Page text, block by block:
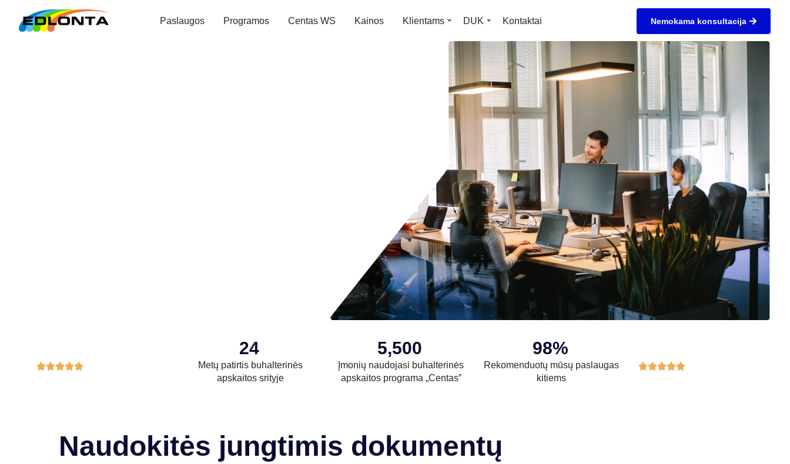
Paslaugos Programos Centas WS Kainos Klientams DUK Kontaktai Nemokama konsultacija

24
Metų patirtis buhalterinės
apskaitos srityje
5,500
Įmonių naudojasi buhalterinės
apskaitos programa „Centas”
98%
Rekomenduotų mūsų paslaugas
kitiems

Naudokitės jungtimis dokumentų